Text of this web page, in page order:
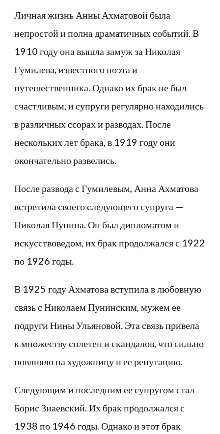
Личная жизнь Анны Ахматовой была
непростой и полна драматичных событий. В
1910 году она вышла замуж за Николая
Гумилева, известного поэта и
путешественника. Однако их брак не был
счастливым, и супруги регулярно находились
в различных ссорах и разводах. После
нескольких лет брака, в 1919 году они
окончательно развелись.
После развода с Гумилевым, Анна Ахматова
встретила своего следующего супруга —
Николая Пунина. Он был дипломатом и
искусствоведом, их брак продолжался с 1922
по 1926 годы.
В 1925 году Ахматова вступила в любовную
связь с Николаем Пунинским, мужем ее
подруги Нины Ульяновой. Эта связь привела
к множеству сплетен и скандалов, что сильно
повлияло на художницу и ее репутацию.
Следующим и последним ее супругом стал
Борис Знаевский. Их брак продолжался с
1938 по 1946 годы. Однако и этот брак